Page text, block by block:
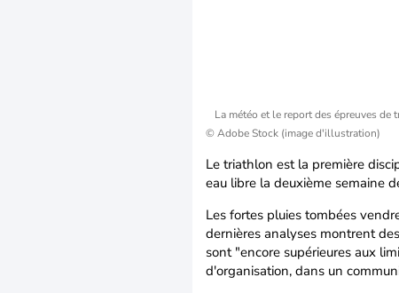
La météo et le report des épreuves
© Adobe Stock (image d'illustration)
Le triathlon est la première
eau libre la deuxième semaine
Les fortes pluies tombées
dernières analyses montrent
sont "encore supérieures aux
d'organisation, dans un